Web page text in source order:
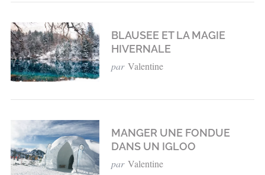
BLAUSEE ET LA MAGIE
HIVERNALE
par Valentine
MANGER UNE FONDUE
DANS UN IGLOO
par Valentine